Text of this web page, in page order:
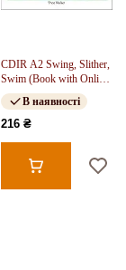
CDIR A2 Swing, Slither,
Swim (Book with Online
Access)
В наявності
216 ₴